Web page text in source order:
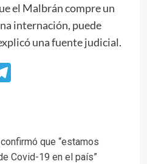
el Malbrán compre un
internación, puede
una fuente judicial.
Telegram
que “estamos
Covid-19 en el país”